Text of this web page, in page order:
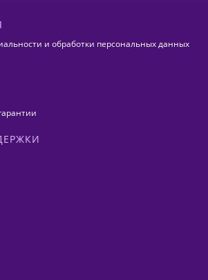
и обработки персональных данных